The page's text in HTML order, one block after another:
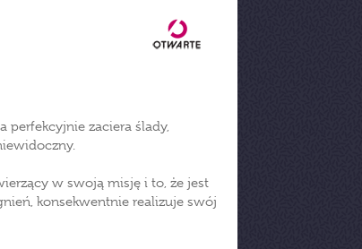
perfekcyjnie zaciera ślady,
w swoją misję i to, że jest
konsekwentnie realizuje swój